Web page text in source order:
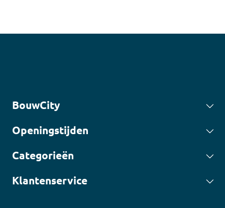
BouwCity
Openingstijden
Categorieën
Klantenservice